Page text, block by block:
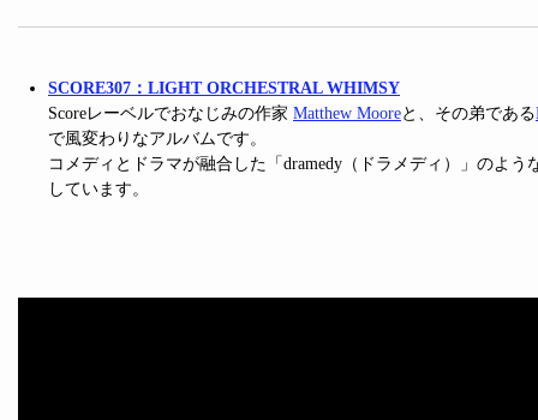
SCORE307：LIGHT ORCHESTRAL WHIMSY
Scoreレーベルでおなじみの作家 Matthew Mooreと、その弟である
で風変わりなアルバムです。
コメディとドラマが融合した「dramedy（ドラメディ）」のよう
しています。